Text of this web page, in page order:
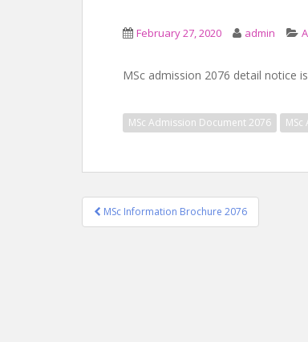
February 27, 2020 admin
MSc admission 2076 detail notice
MSc Admission Document 2076
Post
navigation
MSc Information Brochure 2076